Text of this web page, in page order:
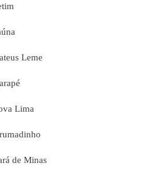
Leme
Lima
de Minas